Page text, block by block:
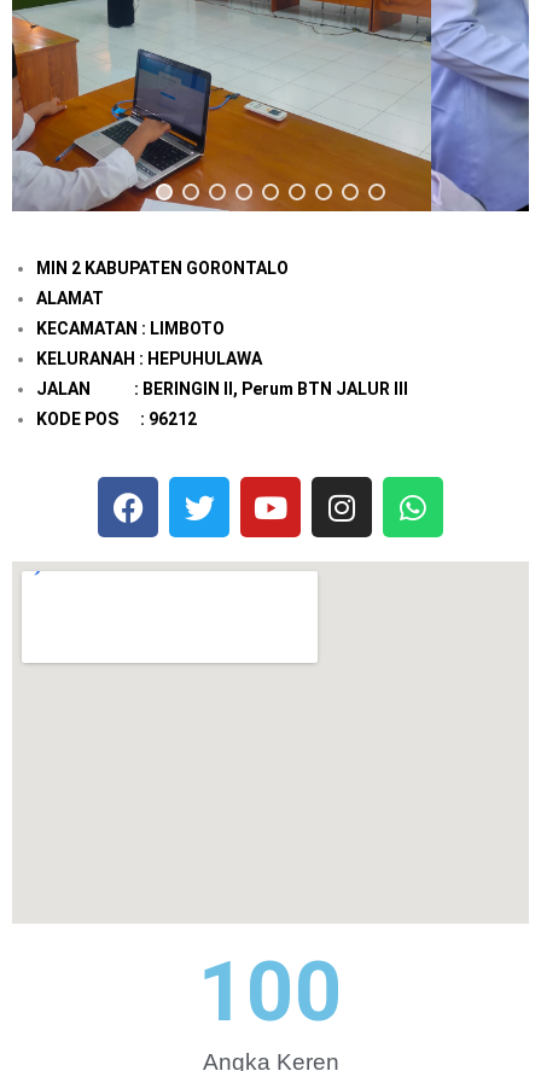
MIN 2 KABUPATEN GORONTALO
ALAMAT
KECAMATAN : LIMBOTO
KELURANAH : HEPUHULAWA
JALAN : BERINGIN II, Perum BTN JALUR III
KODE POS : 96212
Angka Keren
100